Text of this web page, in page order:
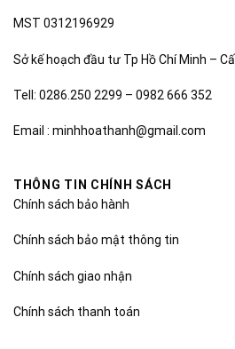
MST 0312196929
Sở kế hoạch đầu tư Tp Hồ Chí Minh –
Tell: 0286.250 2299 – 0982 666 352
Email : minhhoathanh@gmail.com
THÔNG TIN CHÍNH SÁCH
Chính sách bảo hành
Chính sách bảo mật thông tin
Chính sách giao nhận
Chính sách thanh toán